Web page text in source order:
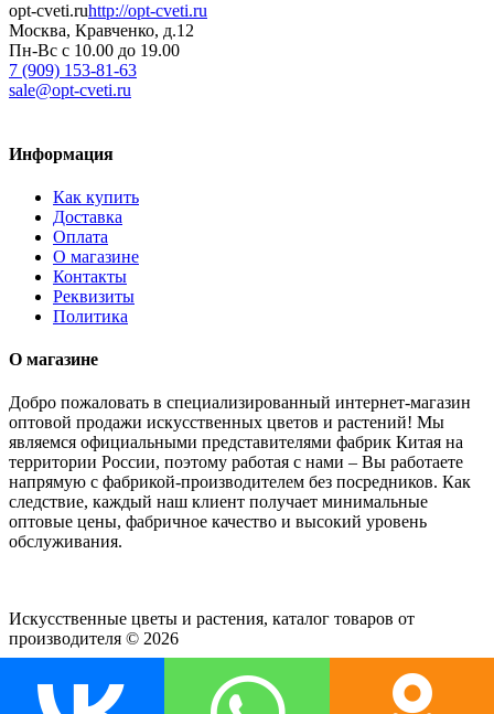
opt-cveti.ruhttp://opt-cveti.ru
Москва, Кравченко, д.12
Пн-Вс с 10.00 до 19.00
7 (909) 153-81-63
sale@opt-cveti.ru
Информация
Как купить
Доставка
Оплата
О магазине
Контакты
Реквизиты
Политика
О магазине
Добро пожаловать в специализированный интернет-магазин
оптовой продажи искусственных цветов и растений! Мы
являемся официальными представителями фабрик Китая на
территории России, поэтому работая с нами – Вы работаете
напрямую с фабрикой-производителем без посредников. Как
следствие, каждый наш клиент получает минимальные
оптовые цены, фабричное качество и высокий уровень
обслуживания.
Искусственные цветы и растения, каталог товаров от
производителя © 2026